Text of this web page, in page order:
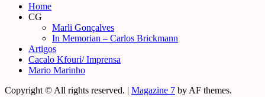
Home
CG
Marli Gonçalves
In Memorian – Carlos Brickmann
Artigos
Cacalo Kfouri/ Imprensa
Mario Marinho
Copyright © All rights reserved. | Magazine 7 by AF themes.